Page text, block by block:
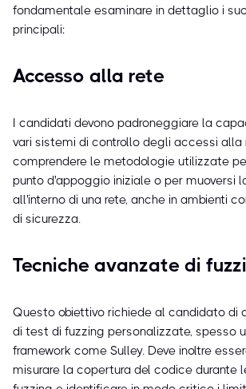
fondamentale esaminare in dettaglio i
principali:
Accesso alla rete
I candidati devono padroneggiare la
vari sistemi di controllo degli accessi alla
comprendere le metodologie utilizzate
punto d'appoggio iniziale o per muoversi
all'interno di una rete, anche in ambienti
di sicurezza.
Tecniche avanzate di
Questo obiettivo richiede al candidato di
di test di fuzzing personalizzate, spesso
framework come Sulley. Deve inoltre
misurare la copertura del codice durante